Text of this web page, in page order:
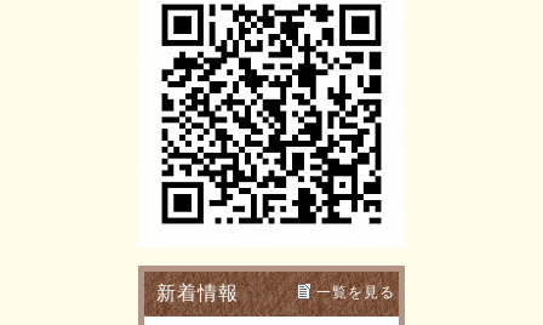
新着情報 一覧を見る